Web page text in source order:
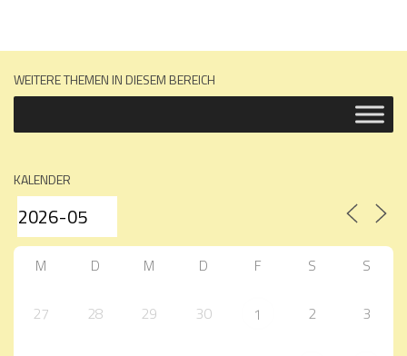
WEITERE THEMEN IN DIESEM BEREICH
KALENDER
M D M D F S S
27 28 29 30 1 2 3